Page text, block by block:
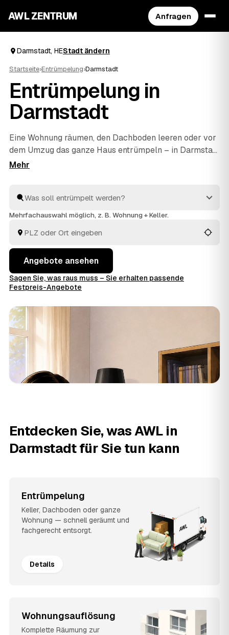
AWL ZENTRUM Anfragen
Darmstadt, HEStadt ändern
Startseite›Entrümpelung›Darmstadt
Entrümpelung in
Darmstadt
Eine Wohnung räumen, den Dachboden leeren oder vor
dem Umzug das ganze Haus entrümpeln – in Darmstadt
müssen Sie sich dafür nicht selbst auf die Suche nach
geprüften Anbietern aus der Umgebung. Egal ob kleiner
Auftrag oder kompletteHaushaltsauflösung
entsorgt.
Mehrfachauswahl möglich, z. B. Wohnung + Keller.
Angebote ansehen
Sagen Sie, was raus muss – Sie erhalten passende
Festpreis-Angebote
Entdecken Sie, was AWL in
Darmstadt für Sie tun kann
Entrümpelung
Keller, Dachboden oder ganze
Wohnung — schnell geräumt und
fachgerecht entsorgt.
Details
Wohnungsauflösung
Komplette Räumung zur